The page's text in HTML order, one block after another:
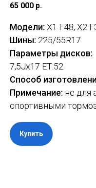
65 000 р.
Модели: X1 F48, X2
Шины: 225/55R17
Параметры дисков:
7,5Jx17 ET:52
Способ
Примечание: не для
спортивными
Купить